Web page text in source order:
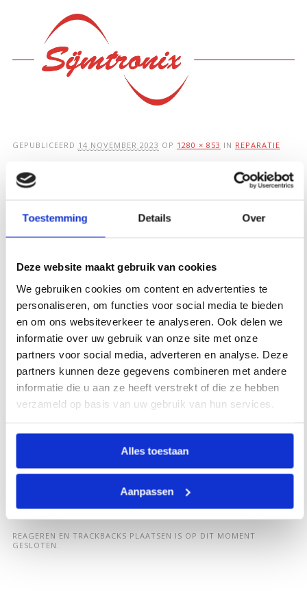
Toestemming Details Over
Deze website maakt gebruik van cookies
We gebruiken cookies om content en advertenties te
personaliseren, om functies voor social media te bieden
en om ons websiteverkeer te analyseren. Ook delen we
informatie over uw gebruik van onze site met onze
partners voor social media, adverteren en analyse. Deze
partners kunnen deze gegevens combineren met andere
informatie die u aan ze heeft verstrekt of die ze hebben
verzameld op basis van uw gebruik van hun services.
Alles toestaan
Aanpassen
Hoofdmenu
GEPUBLICEERD 14 NOVEMBER 2023 OP 1280 × 853 IN REPARATIE
technician-
8323996_1280
REAGEREN EN TRACKBACKS PLAATSEN IS OP DIT MOMENT
GESLOTEN.